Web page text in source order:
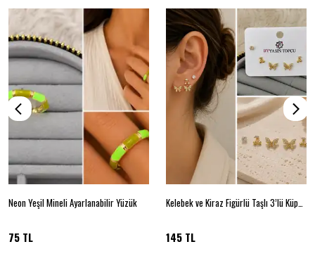
Neon Yeşil Mineli Ayarlanabilir Yüzük
75 TL
Kelebek ve Kiraz Figürlü Taşlı 3’lü Küpe Seti
145 TL